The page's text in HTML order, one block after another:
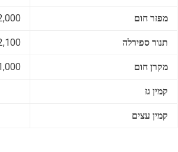
מפזר חום
תנור ספירלה
מקרן חום
קמין גז
קמין עצים